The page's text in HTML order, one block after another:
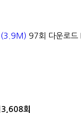
(3.9M) 97회 다운로드
3,608회